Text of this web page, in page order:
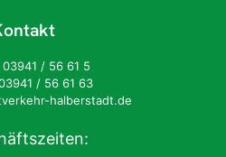
/ 56 61 5
/ 56 61 63
halberstadt.de